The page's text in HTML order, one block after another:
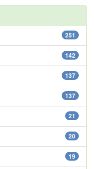
251
142
137
137
21
20
19